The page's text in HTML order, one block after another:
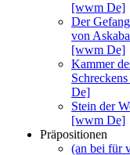
[wwm De]
Der
von
[wwm De]
Kammer
De]
Stein der
[wwm De]
Präpositionen
(an bei für